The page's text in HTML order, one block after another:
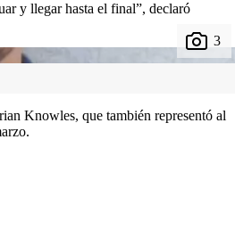
y llegar hasta el final”, declaró
Knowles, que también representó al